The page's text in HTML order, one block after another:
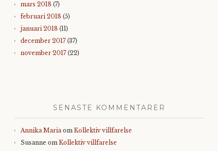
mars 2018 (7)
februari 2018 (5)
januari 2018 (11)
december 2017 (37)
november 2017 (22)
SENASTE KOMMENTARER
Annika Mariaom Kollektiv villfarelse
Susanne om Kollektiv villfarelse